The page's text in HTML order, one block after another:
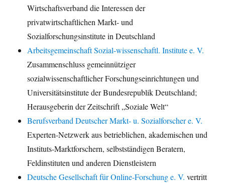
Wirtschaftsverband die Interessen der
privatwirtschaftlichen Markt- und
Sozialforschungsinstitute in Deutschland
Arbeitsgemeinschaft Sozial-wissenschaftl. Institute e. V.
Zusammenschluss gemeinnütziger
sozialwissenschaftlicher Forschungseinrichtungen und
Universitätsinstitute der Bundesrepublik Deutschland;
Herausgeberin der Zeitschrift „Soziale Welt“
Berufsverband Deutscher Markt- u. Sozialforscher e. V.
Experten-Netzwerk aus betrieblichen, akademischen und
Instituts-Marktforschern, selbstständigen Beratern,
Feldinstituten und anderen Dienstleistern
Deutsche Gesellschaft für Online-Forschung e. V. vertritt